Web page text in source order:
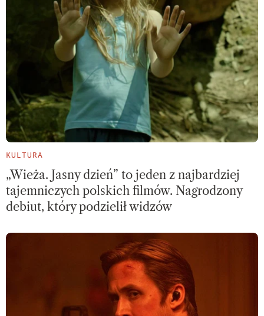
KULTURA
„Wieża. Jasny dzień” to jeden z najbardziej
tajemniczych polskich filmów. Nagrodzony
debiut, który podzielił widzów